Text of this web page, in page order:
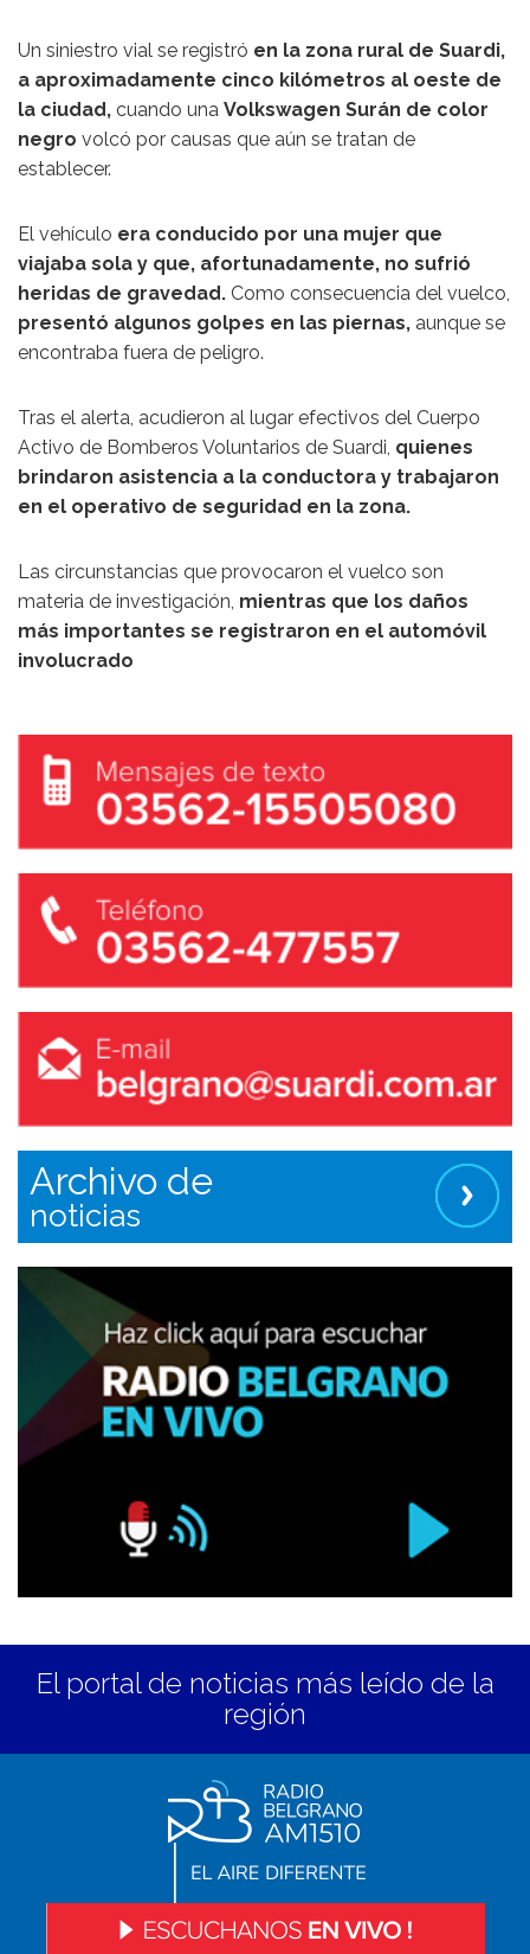
Un siniestro vial se registró en la zona rural de Suardi,
a aproximadamente cinco kilómetros al oeste de
la ciudad, cuando una Volkswagen Surán de color
negro volcó por causas que aún se tratan de
establecer.
El vehículo era conducido por una mujer que
viajaba sola y que, afortunadamente, no sufrió
heridas de gravedad. Como consecuencia del vuelco,
presentó algunos golpes en las piernas, aunque se
encontraba fuera de peligro.
Tras el alerta, acudieron al lugar efectivos del Cuerpo
Activo de Bomberos Voluntarios de Suardi, quienes
brindaron asistencia a la conductora y trabajaron
en el operativo de seguridad en la zona.
Las circunstancias que provocaron el vuelco son
materia de investigación, mientras que los daños
más importantes se registraron en el automóvil
involucrado
Archivo de
noticias
El portal de noticias más leído de la
región